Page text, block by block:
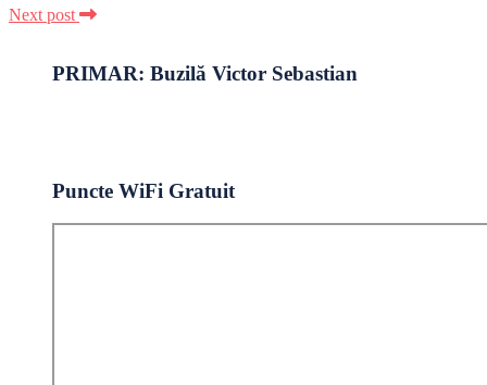
Next post
PRIMAR: Buzilă Victor Sebastian
Puncte WiFi Gratuit